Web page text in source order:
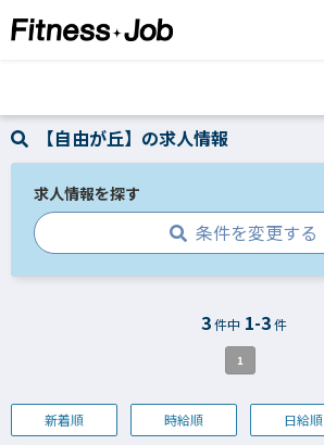
【自由が丘】の求人情報
求人情報を探す
条件を変更する
3件中 1-3件
1
新着順 時給順 日給順